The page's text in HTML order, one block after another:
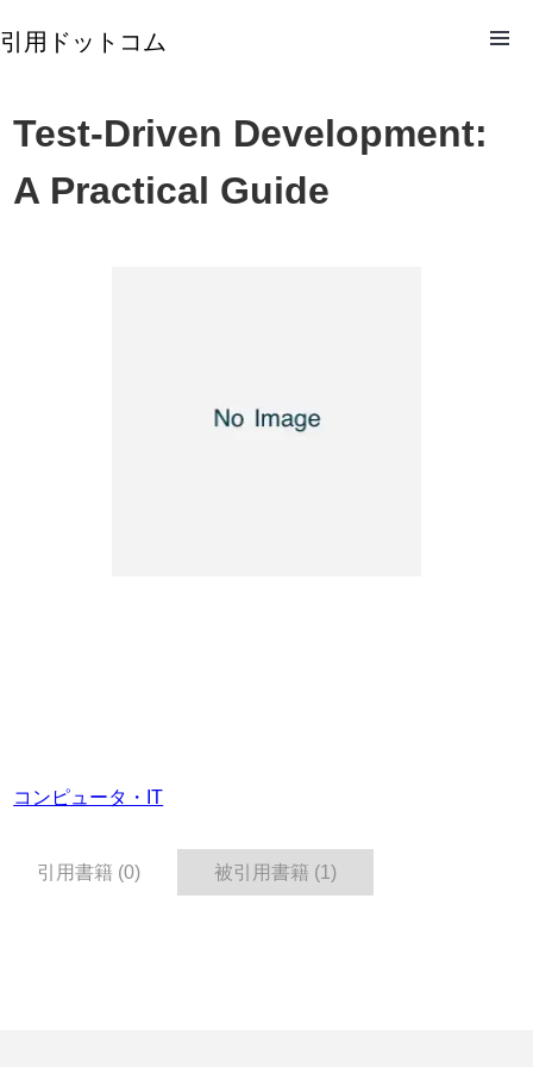
引用ドットコム
Test-Driven Development:
A Practical Guide
コンピュータ・IT
引用書籍 (0) 被引用書籍 (1)